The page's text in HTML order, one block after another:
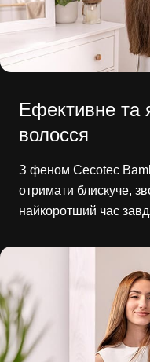
Ефективне та
волосся
З феном Cecotec
отримати блискуче,
найкоротший час